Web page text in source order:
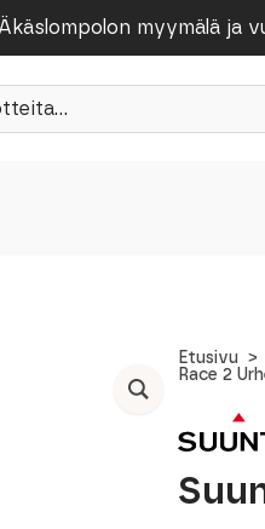
myymälä ja
Etusivu
Race 2